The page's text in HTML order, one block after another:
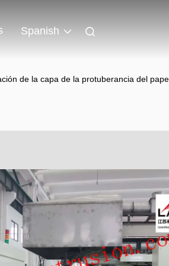
Spanish
de la capa de la protuberancia del